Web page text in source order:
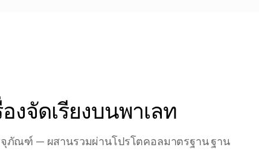
งจัดเรียงบนพาเลท
ภัณฑ์ — ผสานรวมผ่านโปรโตคอลมาตรฐาน ฐาน